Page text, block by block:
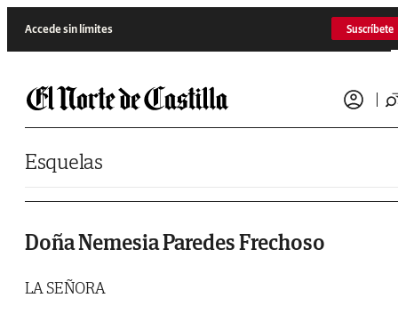
Accede sin límites Suscríbete
Esquelas
Doña Nemesia Paredes Frechoso
LA SEÑORA